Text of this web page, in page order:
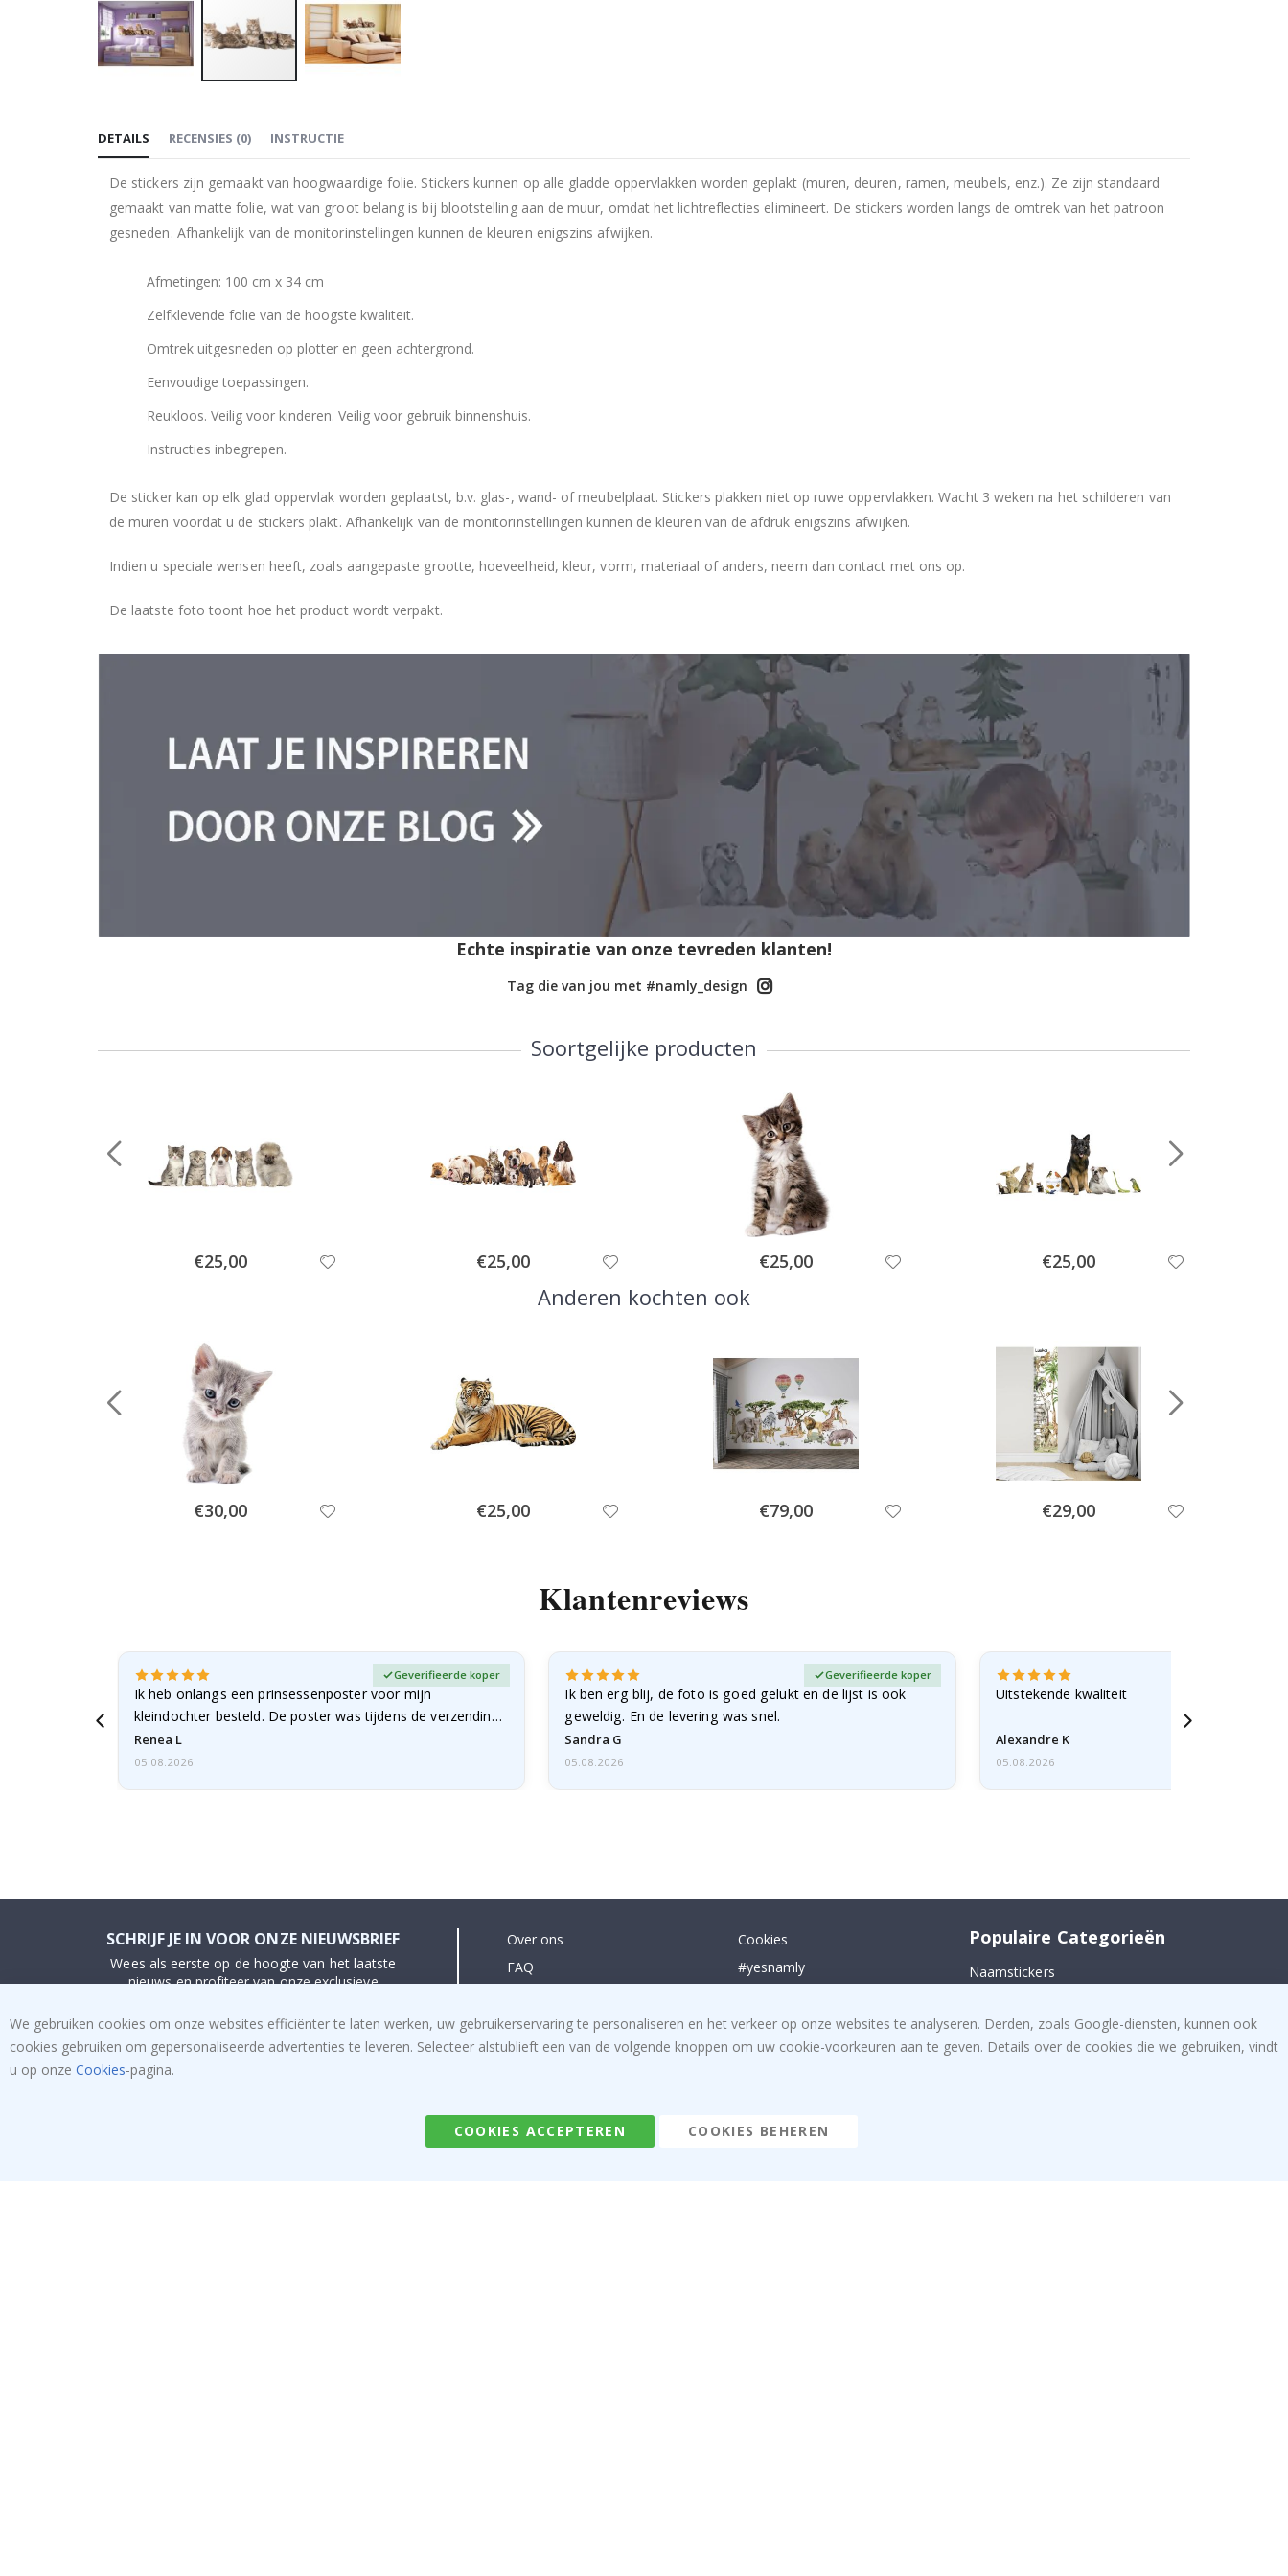
het
van
de
afbeeldingen-
DETAILS
De stickers zijn gemaakt van hoogwaardige folie. Stickers kunnen op alle gladde oppervlakken worden geplakt (muren, deuren, ramen, meubels, enz.). Ze zijn standaard
gemaakt van matte folie, wat van groot belang is bij blootstelling aan de muur, omdat het lichtreflecties elimineert. De stickers worden langs de omtrek van het patroon
gesneden. Afhankelijk van de monitorinstellingen kunnen de kleuren enigszins afwijken.
Afmetingen: 100 cm x 34 cm
Zelfklevende folie van de hoogste kwaliteit.
Omtrek uitgesneden op plotter en geen achtergrond.
Eenvoudige toepassingen.
Reukloos. Veilig voor kinderen. Veilig voor gebruik binnenshuis.
Instructies inbegrepen.
De sticker kan op elk glad oppervlak worden geplaatst, b.v. glas-, wand- of meubelplaat. Stickers plakken niet op ruwe oppervlakken. Wacht 3 weken na het schilderen van
de muren voordat u de stickers plakt. Afhankelijk van de monitorinstellingen kunnen de kleuren van de afdruk enigszins afwijken.
Indien u speciale wensen heeft, zoals aangepaste grootte, hoeveelheid, kleur, vorm, materiaal of anders, neem dan contact met ons op.
De laatste foto toont hoe het product wordt verpakt.
RECENSIES (0) INSTRUCTIE
Echte inspiratie van onze tevreden klanten!
Tag die van jou met #namly_design
Soortgelijke producten
Special
Price
€25,00 Special
Price
€25,00 Special
Price
€25,00 Special
Price
€25,00
Anderen kochten ook
Special
Price
€30,00 Special
Price
€25,00 Special
Price
€79,00 Special
Price
€29,00
Klantenreviews
Ik heb onlangs een prinsessenposter voor mijn
kleindochter besteld. De poster was tijdens de verzending
licht…
Renea L
Geverifieerde koper
05.08.2026
Ik ben erg blij, de foto is goed gelukt en de lijst is ook
geweldig. En de levering was snel.
Sandra G
Geverifieerde koper
05.08.2026
Uitstekende kwaliteit
Alexandre K
05.08.2026
SCHRIJF JE IN VOOR ONZE NIEUWSBRIEF
Wees als eerste op de hoogte van het laatste
nieuws en profiteer van onze exclusieve
INSCHRIJVEN
Over ons
FAQ
Recht om te annuleren
Algemene voorwaarden
Cookies
#yesnamly
Instructies
Inspiratie
Populaire Categorieën
Naamstickers
Tegelstickers
Posters
We gebruiken cookies om onze websites efficiënter te laten werken, uw gebruikerservaring te personaliseren en het verkeer op onze websites te analyseren. Derden, zoals Google-diensten, kunnen ook
cookies gebruiken om gepersonaliseerde advertenties te leveren. Selecteer alstublieft een van de volgende knoppen om uw cookie-voorkeuren aan te geven. Details over de cookies die we gebruiken, vindt
u op onze Cookies-pagina.
COOKIES ACCEPTEREN COOKIES BEHEREN